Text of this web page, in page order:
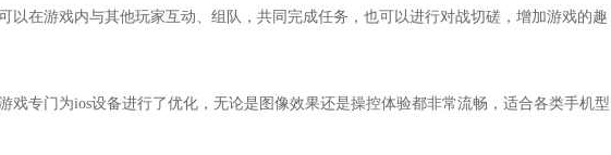
以在游戏内与其他玩家互动、组队，共同完成任务，也可以进行对战切磋，增加游戏的趣
戏专门为ios设备进行了优化，无论是图像效果还是操控体验都非常流畅，适合各类手机型